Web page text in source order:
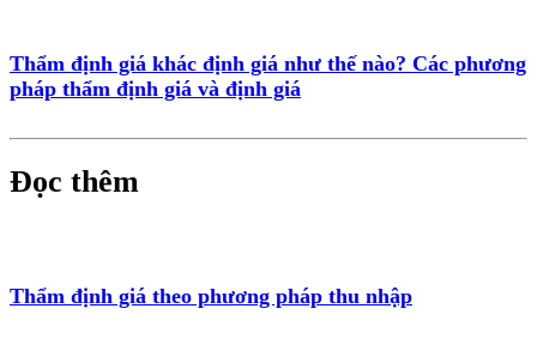
Thẩm định giá khác định giá như thế nào? Các phương
pháp thẩm định giá và định giá
Đọc thêm
Thẩm định giá theo phương pháp thu nhập